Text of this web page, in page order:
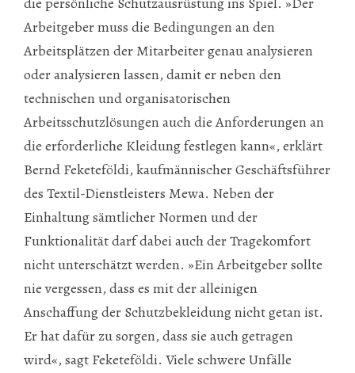
Arbeitgeber muss die Bedingungen an den
Arbeitsplätzen der Mitarbeiter genau analysieren
oder analysieren lassen, damit er neben den
technischen und organisatorischen
Arbeitsschutzlösungen auch die Anforderungen an
die erforderliche Kleidung festlegen kann«, erklärt
Bernd Feketeföldi, kaufmännischer Geschäftsführer
des Textil-Dienstleisters Mewa. Neben der
Einhaltung sämtlicher Normen und der
Funktionalität darf dabei auch der Tragekomfort
nicht unterschätzt werden. »Ein Arbeitgeber sollte
nie vergessen, dass es mit der alleinigen
Anschaffung der Schutzbekleidung nicht getan ist.
Er hat dafür zu sorgen, dass sie auch getragen
wird«, sagt Feketeföldi. Viele schwere Unfälle